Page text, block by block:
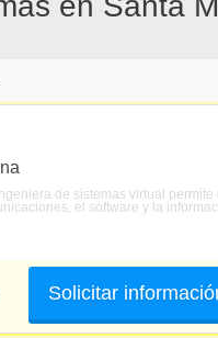
de sistemas virtual
el software y la
Solicitar